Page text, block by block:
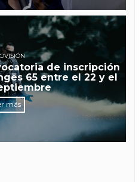
de inscripción
65 entre el 22 y el
más